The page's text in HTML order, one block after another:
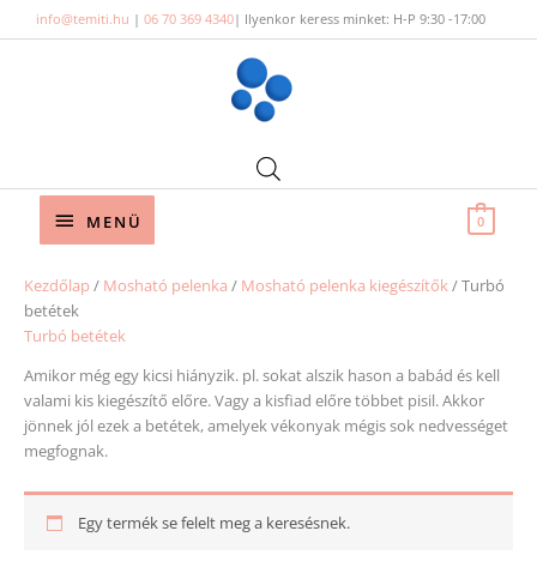
to
info@temiti.hu | 06 70 369 4340| Ilyenkor keress minket: H-P 9:30 -17:00
Below
MENÜ 0
Kezdőlap / Mosható pelenka / Mosható pelenka kiegészítők/ Turbó
betétek
Turbó betétek
Amikor még egy kicsi hiányzik. pl. sokat alszik hason a babád és kell
valami kis kiegészítő előre. Vagy a kisfiad előre többet pisil. Akkor
jönnek jól ezek a betétek, amelyek vékonyak mégis sok nedvességet
megfognak.
Egy termék se felelt meg a keresésnek.